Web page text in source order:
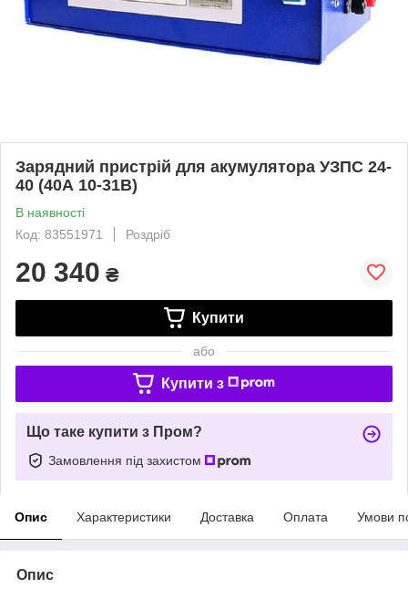
Зарядний пристрій для акумулятора УЗПС 24-
40 (40А 10-31В)
В наявності
Код: 83551971
Роздріб
20 340 ₴
Купити
або
Купити з
Що таке купити з Пром?
Замовлення під захистом
Опис Характеристики Доставка Оплата Умови
Опис